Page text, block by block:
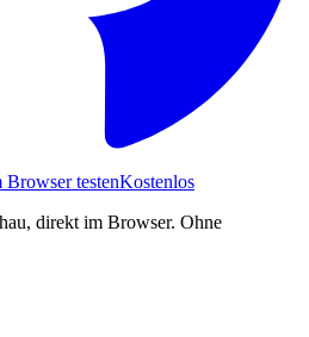
Browser testenKostenlos
direkt im Browser. Ohne